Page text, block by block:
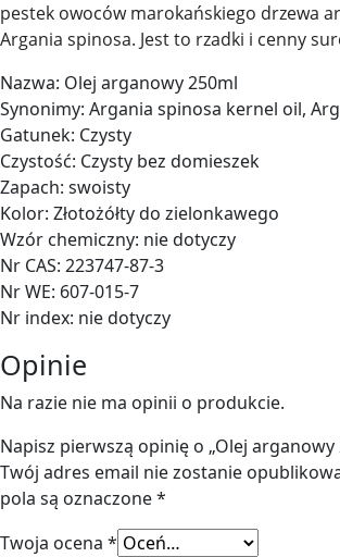
pestek owoców marokańskiego drzewa
Argania spinosa. Jest to rzadki i cenny
Nazwa: Olej arganowy 250ml
Synonimy: Argania spinosa kernel oil,
Gatunek: Czysty
Czystość: Czysty bez domieszek
Zapach: swoisty
Kolor: Złotożółty do zielonkawego
Wzór chemiczny: nie dotyczy
Nr CAS: 223747-87-3
Nr WE: 607-015-7
Nr index: nie dotyczy
Opinie
Na razie nie ma opinii o produkcie.
Napisz pierwszą opinię o „Olej arganowy
Twój adres email nie zostanie
pola są oznaczone*
Twoja ocena *